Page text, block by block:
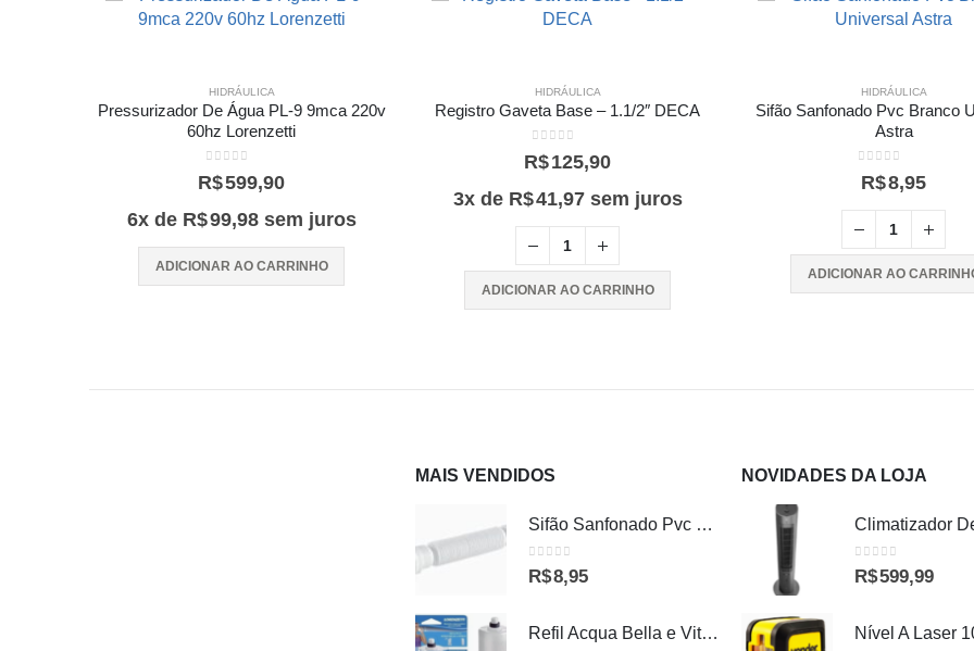
HIDRÁULICA
Pressurizador De Água PL-9 9mca 220v
60hz Lorenzetti
0 out of 5
R$599,90
6x de R$99,98 sem juros
ADICIONAR AO CARRINHO
HIDRÁULICA
Registro Gaveta Base – 1.1/2″ DECA
0 out of 5
R$125,90
3x de R$41,97 sem juros
ADICIONAR AO CARRINHO
HIDRÁULICA
Sifão Sanfonado Pvc Branco
Astra
0out of 5
R$8,95
ADICIONAR AO
MAIS VENDIDOS
Sifão Sanfonado Pvc Branco Universal Astra
0out of 5
R$8,95
Refil Acqua Bella e Vitale RV-01 Lorenzetti
NOVIDADES DA LOJA
0out of 5
R$599,99